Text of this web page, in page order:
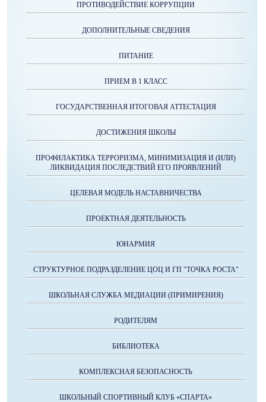
ПРОТИВОДЕЙСТВИЕ КОРРУПЦИИ
ДОПОЛНИТЕЛЬНЫЕ СВЕДЕНИЯ
ПИТАНИЕ
ПРИЕМ В 1 КЛАСС
ГОСУДАРСТВЕННАЯ ИТОГОВАЯ АТТЕСТАЦИЯ
ДОСТИЖЕНИЯ ШКОЛЫ
ПРОФИЛАКТИКА ТЕРРОРИЗМА, МИНИМИЗАЦИЯ И (ИЛИ)
ЛИКВИДАЦИЯ ПОСЛЕДСТВИЙ ЕГО ПРОЯВЛЕНИЙ
ЦЕЛЕВАЯ МОДЕЛЬ НАСТАВНИЧЕСТВА
ПРОЕКТНАЯ ДЕЯТЕЛЬНОСТЬ
ЮНАРМИЯ
СТРУКТУРНОЕ ПОДРАЗДЕЛЕНИЕ ЦОЦ И ГП "ТОЧКА РОСТА"
ШКОЛЬНАЯ СЛУЖБА МЕДИАЦИИ (ПРИМИРЕНИЯ)
РОДИТЕЛЯМ
БИБЛИОТЕКА
КОМПЛЕКСНАЯ БЕЗОПАСНОСТЬ
ШКОЛЬНЫЙ СПОРТИВНЫЙ КЛУБ «СПАРТА»